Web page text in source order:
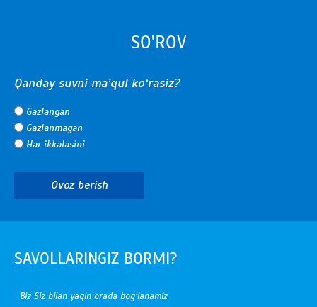
SO'ROV
Qanday suvni ma’qul ko‘rasiz?
Gazlangan
Gazlanmagan
Har ikkalasini
Ovoz berish
SAVOLLARINGIZ BORMI?
Biz Siz bilan yaqin orada bog‘lanamiz